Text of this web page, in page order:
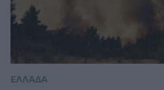
ΕΛΛΑΔΑ